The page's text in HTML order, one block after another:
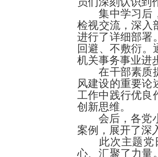
集中学习后
检视交流，深入
进行了详细部署
回避、不敷衍。
机关事务事业进
在干部素质
风建设的重要论
工作中践行优良
创新思维。
会后，各党
案例，展开了深
此次主题党
心、汇聚了力量